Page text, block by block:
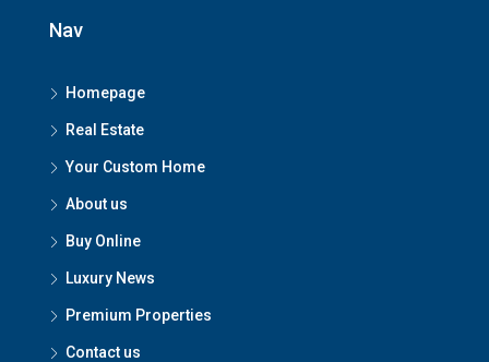
Nav
Homepage
Real Estate
Your Custom Home
About us
Buy Online
Luxury News
Premium Properties
Contact us